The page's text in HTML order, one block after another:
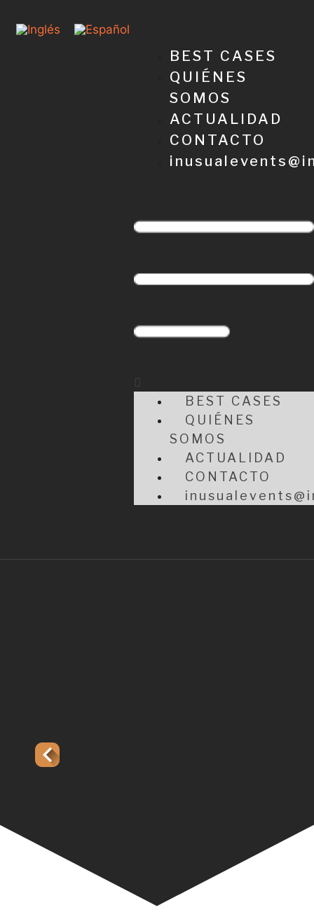
BEST CASES
QUIÉNES
SOMOS
ACTUALIDAD
CONTACTO
BEST CASES
QUIÉNES
SOMOS
ACTUALIDAD
CONTACTO